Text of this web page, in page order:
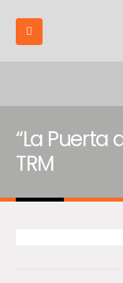
“La Puerta
TRM